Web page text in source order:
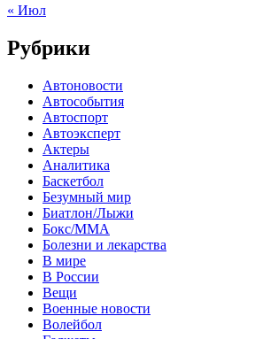
« Июл
Рубрики
Автоновости
Автособытия
Автоспорт
Автоэксперт
Актеры
Аналитика
Баскетбол
Безумный мир
Биатлон/Лыжи
Бокс/MMA
Болезни и лекарства
В мире
В России
Вещи
Военные новости
Волейбол